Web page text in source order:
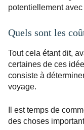
potentiellement
Quels sont les
Tout cela étant dit,
certaines de ces
consiste à
voyage.
Il est temps de
des choses